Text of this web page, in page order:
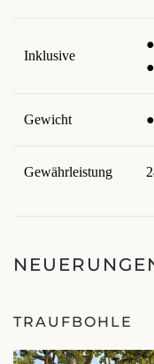
Inklusive
Gewicht
Gewährleistung
TRAUFBOHLE